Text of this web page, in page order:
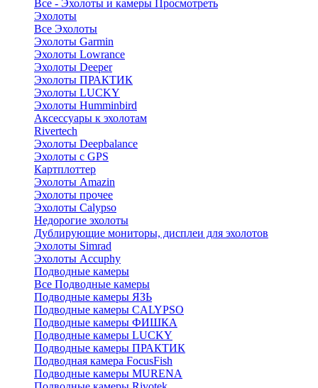
Все - Эхолоты и камеры Просмотреть
Эхолоты
Все Эхолоты
Эхолоты Garmin
Эхолоты Lowrance
Эхолоты Deeper
Эхолоты ПРАКТИК
Эхолоты LUCKY
Эхолоты Humminbird
Аксессуары к эхолотам
Rivertech
Эхолоты Deepbalance
Эхолоты с GPS
Картплоттер
Эхолоты Amazin
Эхолоты прочее
Эхолоты Calypso
Недорогие эхолоты
Дублирующие мониторы, дисплеи для эхолотов
Эхолоты Simrad
Эхолоты Accuphy
Подводные камеры
Все Подводные камеры
Подводные камеры ЯЗЬ
Подводные камеры CALYPSO
Подводные камеры ФИШКА
Подводные камеры LUCKY
Подводные камеры ПРАКТИК
Подводная камера FocusFish
Подводные камеры MURENA